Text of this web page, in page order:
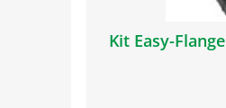
Kit Easy-Flange